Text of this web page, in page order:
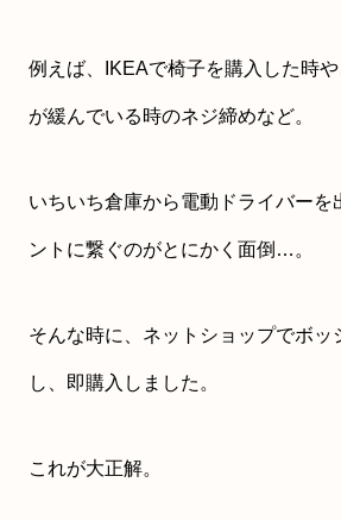
例えば、IKEAで椅子を購入した時
が緩んでいる時のネジ締めなど。
いちいち倉庫から電動ドライバーを
ントに繋ぐのがとにかく面倒…。
そんな時に、ネットショップでボッ
し、即購入しました。
これが大正解。